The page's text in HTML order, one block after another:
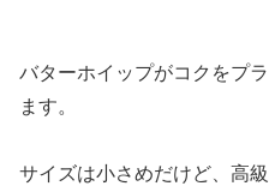
バターホイップがコクをプ
ます。
サイズは小さめだけど、高